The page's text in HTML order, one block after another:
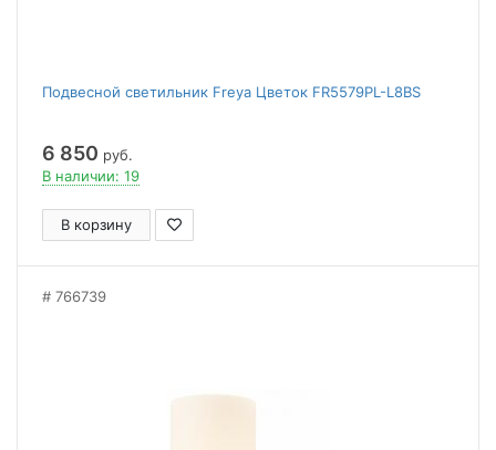
Подвесной светильник Freya Цветок FR5579PL-L8BS
6 850 руб.
В наличии: 19
В корзину
766739